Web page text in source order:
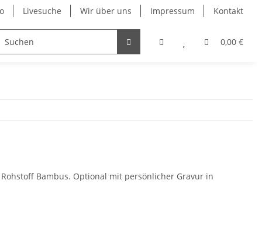
Livesuche Wir über uns Impressum Kontakt
0,00 €
Bambus. Optional mit persönlicher Gravur in